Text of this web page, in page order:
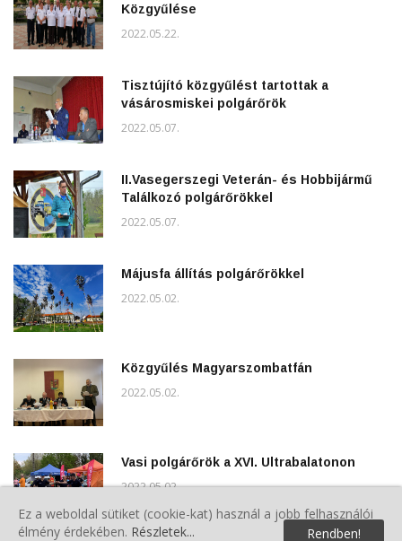
Közgyűlése
2022.05.22.
Tisztújító közgyűlést tartottak a
vásárosmiskei polgárőrök
2022.05.07.
II.Vasegerszegi Veterán- és Hobbijármű
Találkozó polgárőrökkel
2022.05.07.
Májusfa állítás polgárőrökkel
2022.05.02.
Közgyűlés Magyarszombatfán
2022.05.02.
Vasi polgárőrök a XVI. Ultrabalatonon
2022.05.02.
Ez a weboldal sütiket (cookie-kat) használ a jobb felhasználói
élmény érdekében. Részletek... Rendben!